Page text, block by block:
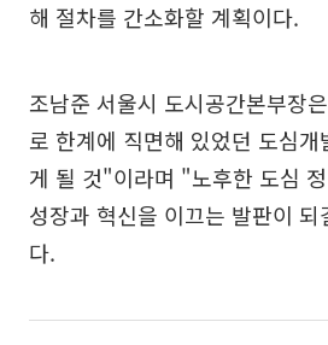
해 절차를 간소화할 계획이다.
조남준 서울시 도시공간본부장
로 한계에 직면해 있었던 도심
게 될 것"이라며 "노후한 도심
성장과 혁신을 이끄는 발판이
다.